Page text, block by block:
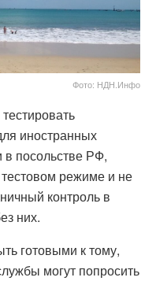
Фото: НДН.Инфо
иностранных
в посольстве РФ,
режиме и не
контроль в
них.
готовыми к тому,
могут попросить